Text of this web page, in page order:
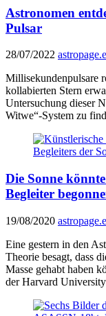
Astronomen
Pulsar
28/07/2022
Millisekundenpulsare
kollabierten Stern
Untersuchung dieser
Witwe“-System zu
Die Sonne
Begleiter
19/08/2020
Eine gestern in den
Theorie besagt, dass
Masse gehabt haben
der Harvard University